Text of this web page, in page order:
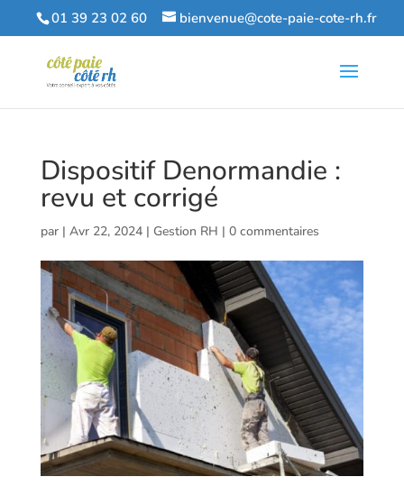
01 39 23 02 60 bienvenue@cote-paie-cote-rh.fr
Dispositif Denormandie :
revu et corrigé
par | Avr 22, 2024| Gestion RH | 0 commentaires